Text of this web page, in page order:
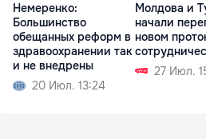
Немеренко:
Большинство
обещанных реформ в
здравоохранении так
и не внедрены
20 Июл. 13:24
Молдова и
начали
новом
27 Июл.